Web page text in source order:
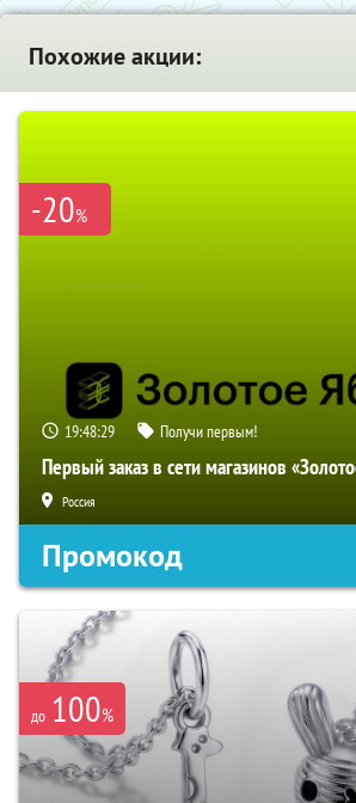
Похожие акции:
-20%
19:48:28 Получи первым!
Первый заказ в сети магазинов
Россия
Промокод
до 100%